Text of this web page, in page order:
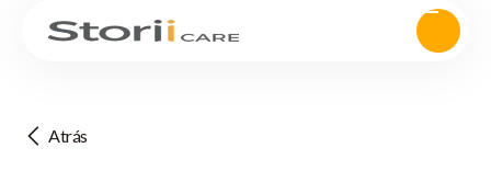
Atrás